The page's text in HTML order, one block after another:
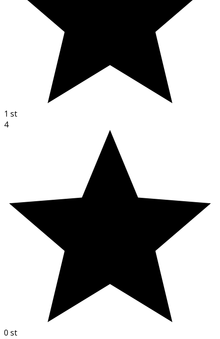
1 st
4
0 st